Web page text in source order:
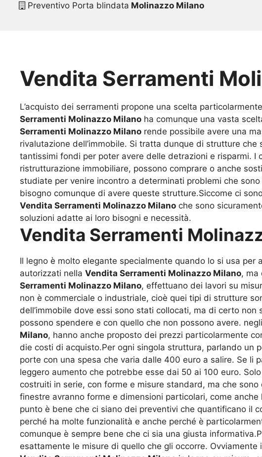
Preventivo Porta blindata Molinazzo Milano
Vendita Serramenti
L’acquisto dei serramenti propone una scelta
Serramenti Molinazzo Milano ha comunque una vasta
Serramenti Molinazzo Milano rende possibile avere una
rivalutazione dell’immobile. Si tratta dunque di strutture
tantissimi fondi per poter avere delle detrazioni e risparmi.
ristrutturazione immobiliare, possono comprare o anche
studiate per venire incontro a determinati problemi che
bisogno comunque di avere queste strutture.Siccome ci
Vendita Serramenti Molinazzo Milano che sono
soluzioni adatte ai loro bisogni e necessità.
Vendita Serramenti
Il legno è molto elegante specialmente quando lo si usa
autorizzati nella Vendita Serramenti Molinazzo Milano, ma
Serramenti Molinazzo Milano, effettuano dei lavori su
non è commerciale o industriale, cioè quei tipi di strutture
dell’immobile dove essi sono stati collocati, ma di certo
possono spendere e con quello che non possono avere.
Milano, hanno anche proposto dei prezzi particolarmente
die costi di acquisto.Per ogni singola struttura, parlando un
porte con una spesa che varia dalle 400 euro a salire. Se li
leggero aumento che potrebbe esse dai 50 ai 100 euro.
costruiti in serie, con forme e misure standard, ma che
finestre avranno forme e dimensioni particolari, come
punto è bene che ci siano dei preventivi che quantificano il
perché ha molte funzionalità e anche perché è
comunque è sempre bene che ci sia una giusta
esattamente le misure di quello che gli occorre.